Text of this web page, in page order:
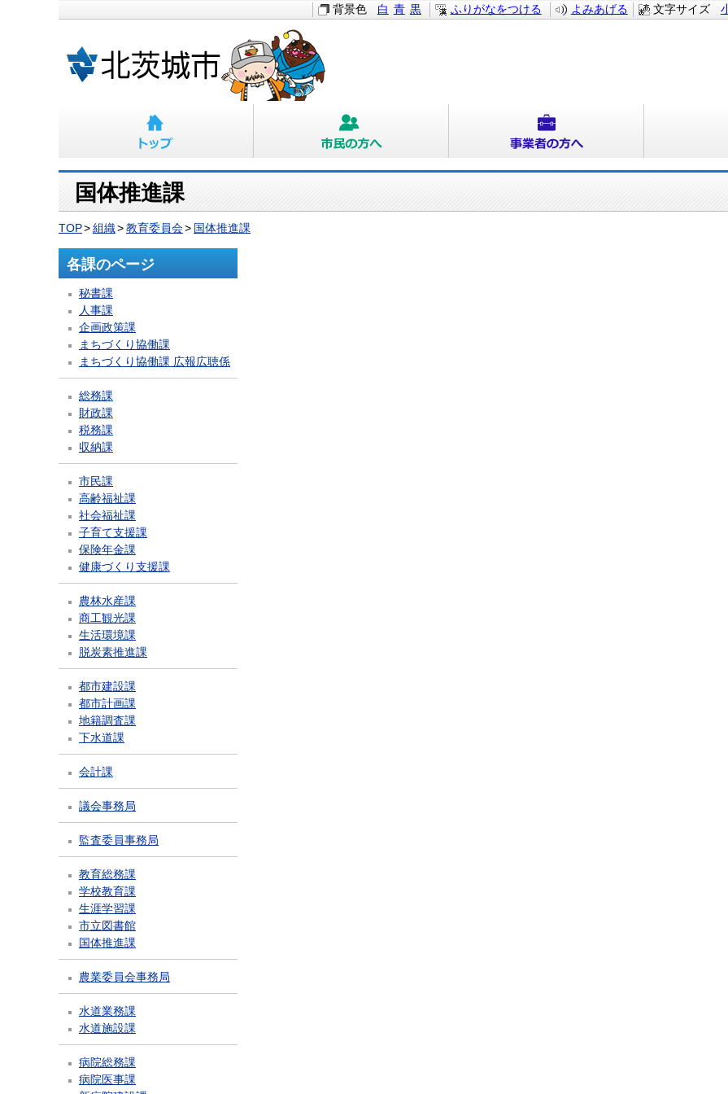
文字サイズ
背景色 白 青 黒 ふりがなをつける よみあげる
国体推進課
TOP 組織 教育委員会 国体推進課
各課のページ
秘書課
人事課
企画政策課
まちづくり協働課
まちづくり協働課 広報広聴係
総務課
財政課
税務課
収納課
市民課
高齢福祉課
社会福祉課
子育て支援課
保険年金課
健康づくり支援課
農林水産課
商工観光課
生活環境課
脱炭素推進課
都市建設課
都市計画課
地籍調査課
下水道課
会計課
議会事務局
監査委員事務局
教育総務課
学校教育課
生涯学習課
市立図書館
国体推進課
農業委員会事務局
水道業務課
水道施設課
病院総務課
病院医事課